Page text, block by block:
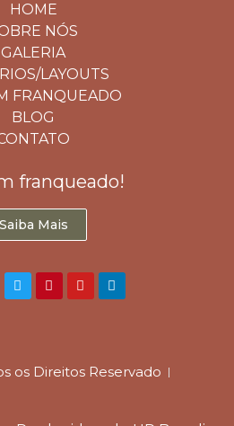
HOME
NÓS
GALERIA
LAYOUTS
FRANQUEADO
BLOG
franqueado!
Saiba Mais
os Direitos Reservado